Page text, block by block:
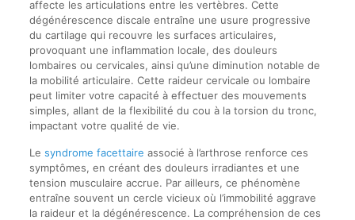
affecte les articulations entre les vertèbres. Cette
dégénérescence discale entraîne une usure progressive
du cartilage qui recouvre les surfaces articulaires,
provoquant une inflammation locale, des douleurs
lombaires ou cervicales, ainsi qu’une diminution notable de
la mobilité articulaire. Cette raideur cervicale ou lombaire
peut limiter votre capacité à effectuer des mouvements
simples, allant de la flexibilité du cou à la torsion du tronc,
impactant votre qualité de vie.
Le syndrome facettaire associé à l’arthrose renforce ces
symptômes, en créant des douleurs irradiantes et une
tension musculaire accrue. Par ailleurs, ce phénomène
entraîne souvent un cercle vicieux où l’immobilité aggrave
la raideur et la dégénérescence. La compréhension de ces